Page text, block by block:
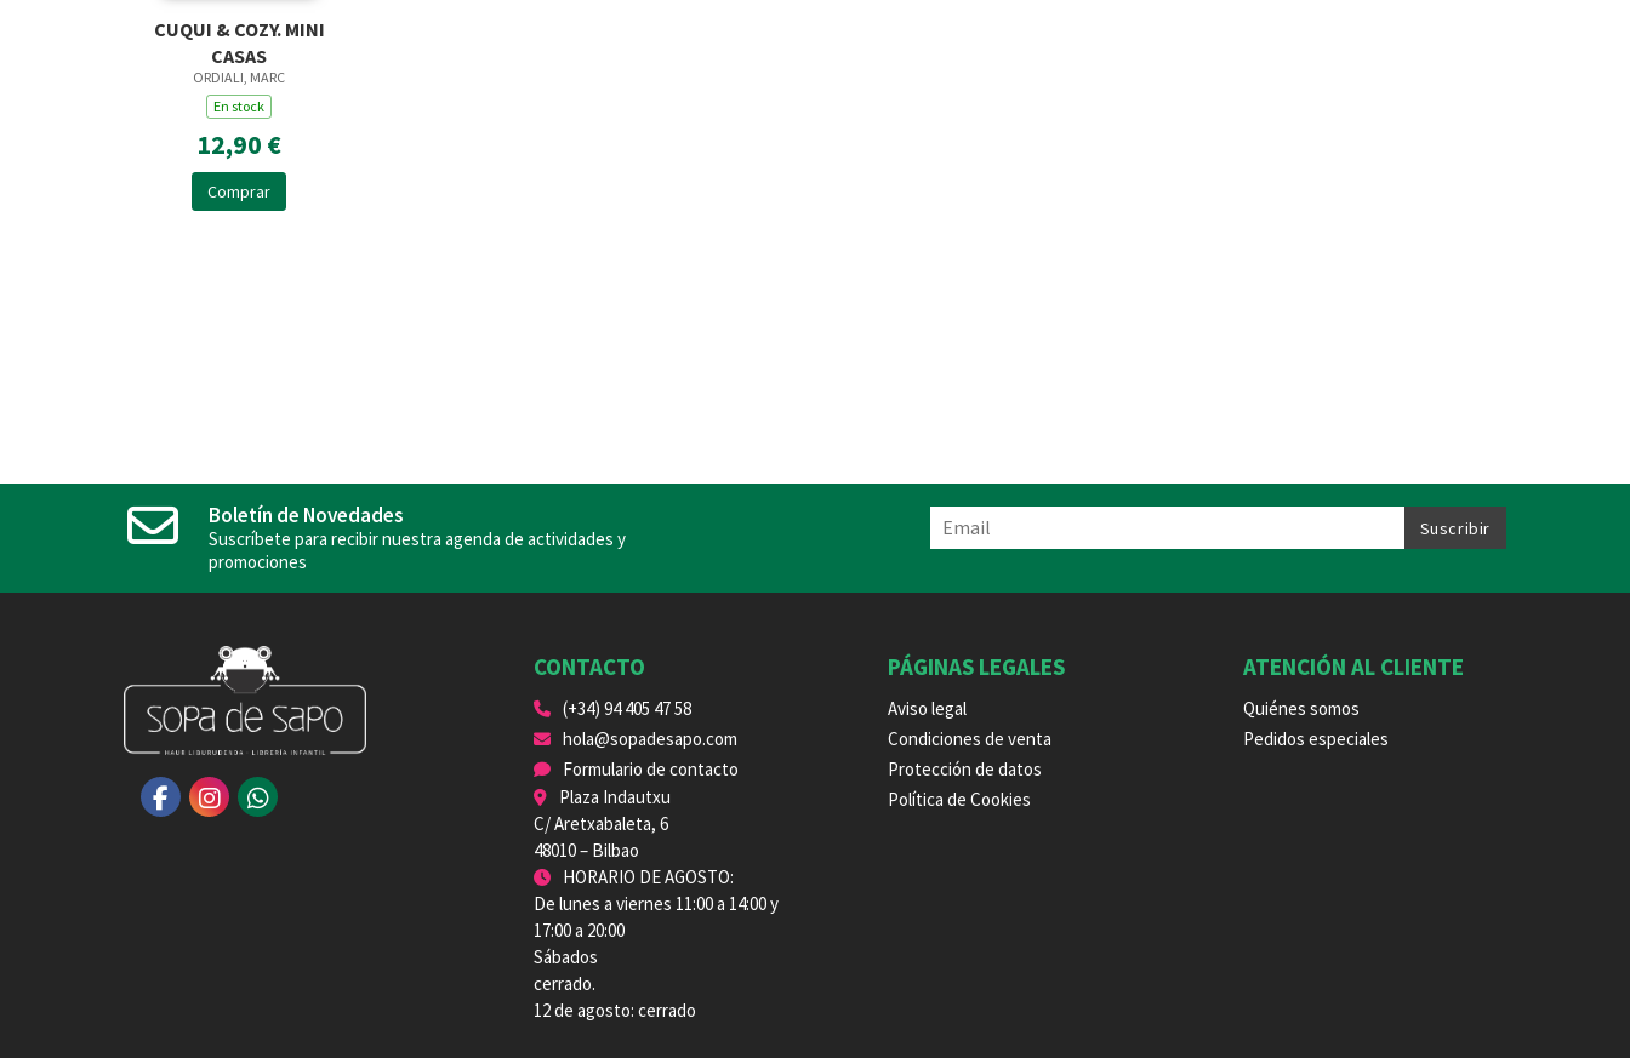
CUQUI & COZY. MINI
CASAS
ORDIALI, MARC
En stock
12,90 €
Comprar
Boletín de Novedades
Suscríbete para recibir nuestra agenda de actividades y
promociones
CONTACTO
(+34) 94 405 47 58
hola@sopadesapo.com
Formulario de contacto
Plaza Indautxu
C/ Aretxabaleta, 6
48010 – Bilbao
HORARIO DE AGOSTO:
De lunes a viernes 11:00 a 14:00 y
17:00 a 20:00
Sábados
cerrado.
12 de agosto: cerrado
PÁGINAS LEGALES
Aviso legal
Condiciones de venta
Protección de datos
Política de Cookies
ATENCIÓN AL CLIENTE
Quiénes somos
Pedidos especiales